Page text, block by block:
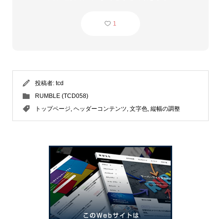
1
投稿者: tcd
RUMBLE (TCD058)
トップページ ヘッダーコンテンツ 文字色 縦幅の調整